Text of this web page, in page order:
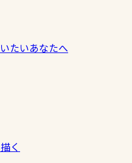
たいあなたへ
く